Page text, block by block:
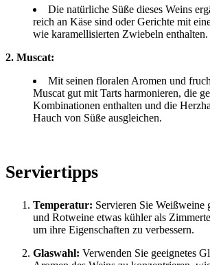
Die natürliche Süße dieses Weins
reich an Käse sind oder Gerichte mit
wie karamellisierten Zwiebeln enthalten.
2. Muscat:
Mit seinen floralen Aromen und
Muscat gut mit Tarts harmonieren, die
Kombinationen enthalten und die
Hauch von Süße ausgleichen.
Serviertipps
Temperatur: Servieren Sie Weißweine
und Rotweine etwas kühler als
um ihre Eigenschaften zu verbessern.
Glaswahl: Verwenden Sie geeignetes